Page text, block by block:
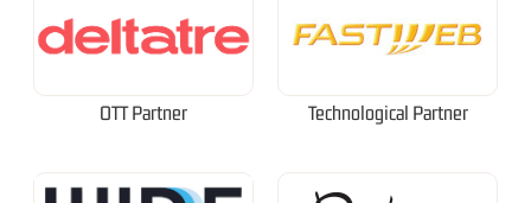
OTT Partner Technological Partner